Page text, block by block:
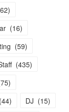
62)
(16)
(59)
(435)
75)
(44) DJ (15)